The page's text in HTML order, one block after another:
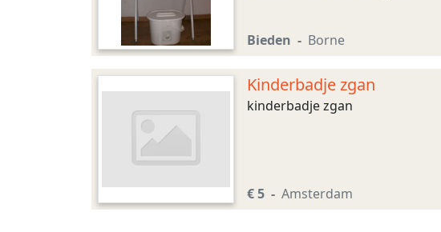
Bieden Borne
Kinderbadje zgan
kinderbadje zgan
€ 5 Amsterdam